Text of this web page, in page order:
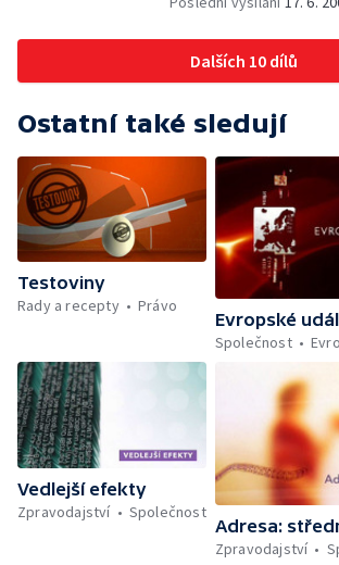
— Marcela Urbanová
výpovědi —
Zloději památek —
Dalších 10 dílů
Ostatní také sledují
Testoviny
Rady a recepty
Právo
Evropské
Společnost
Vedlejší efekty
Zpravodajství
Společnost
Adresa:
Zpravodajství